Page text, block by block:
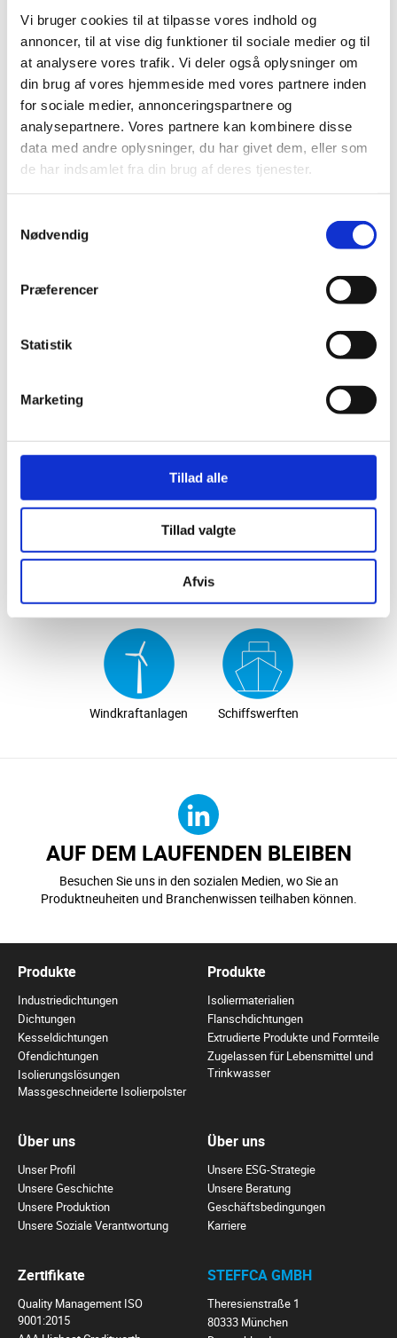
Vi bruger cookies til at tilpasse vores indhold og
annoncer, til at vise dig funktioner til sociale medier og til
at analysere vores trafik. Vi deler også oplysninger om
din brug af vores hjemmeside med vores partnere inden
for sociale medier, annonceringspartnere og
analysepartnere. Vores partnere kan kombinere disse
data med andre oplysninger, du har givet dem, eller som
de har indsamlet fra din brug af deres tjenester.
Nødvendig
Præferencer
Statistik
Marketing
Tillad alle
Tillad valgte
Afvis
Hydraulik Kesselproduktion
Chemische
Industrie
Kompressoren Maschinenbau Motorfertigung
Prozesswasser
Ventilfertigung
Tankherstellung
Windkraftanlagen Schiffswerften
AUF DEM LAUFENDEN BLEIBEN
Besuchen Sie uns in den sozialen Medien, wo Sie an
Produktneuheiten und Branchenwissen teilhaben können.
Produkte
Industriedichtungen
Dichtungen
Kesseldichtungen
Ofendichtungen
Isolierungslösungen
Massgeschneiderte Isolierpolster
Produkte
Isoliermaterialien
Flanschdichtungen
Extrudierte Produkte und Formteile
Zugelassen für Lebensmittel und
Trinkwasser
Über uns
Unser Profil
Unsere Geschichte
Unsere Produktion
Unsere Soziale Verantwortung
Über uns
Unsere ESG-Strategie
Unsere Beratung
Geschäftsbedingungen
Karriere
Zertifikate
Quality Management ISO
9001:2015
STEFFCA GMBH
Theresienstraße 1
80333 München